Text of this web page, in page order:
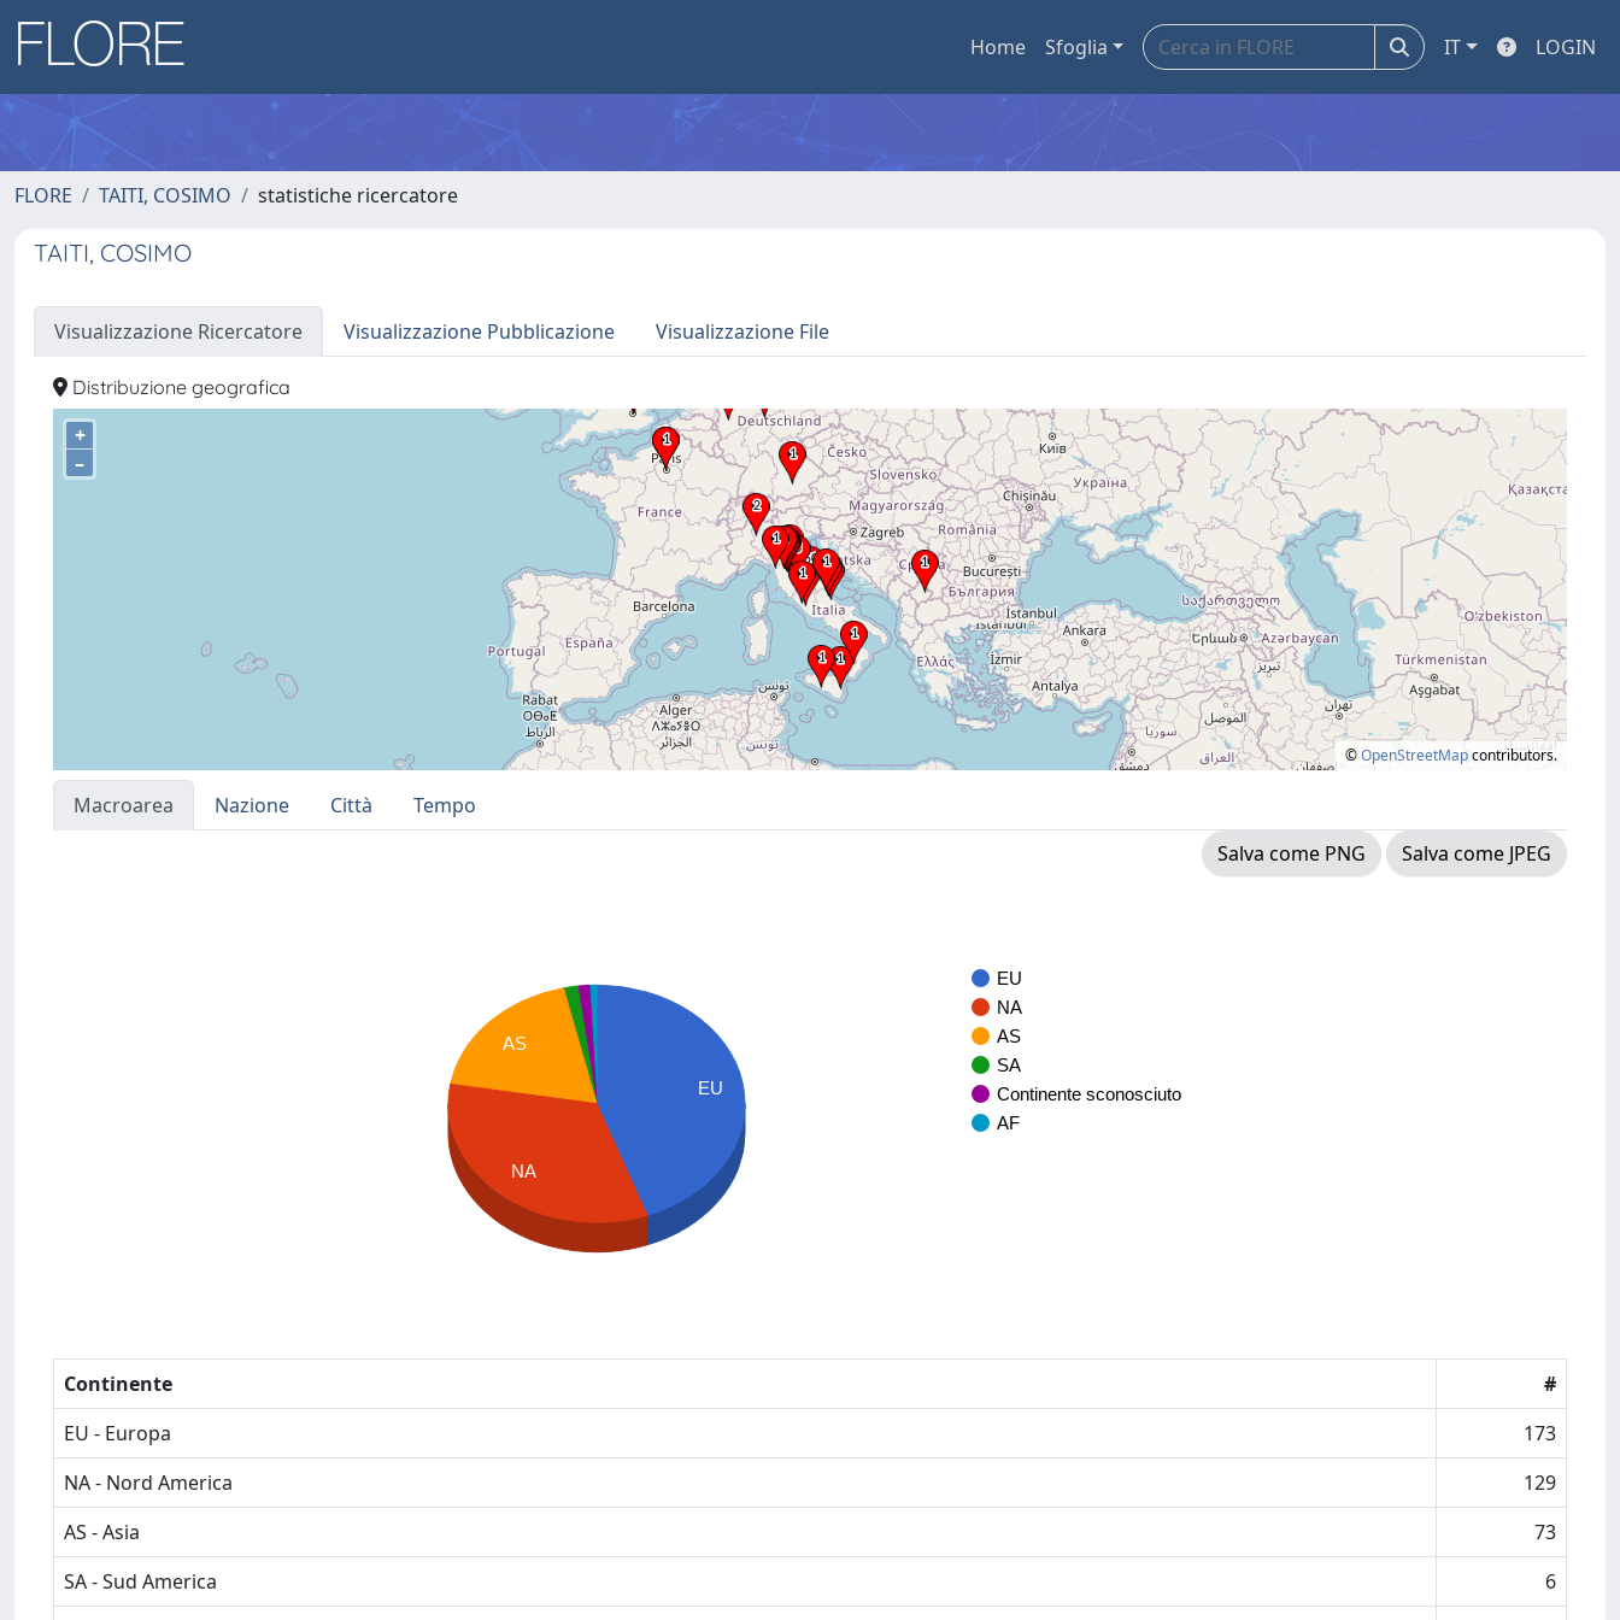
Home Sfoglia IT LOGIN
FLORE TAITI, COSIMO statistiche ricercatore
TAITI, COSIMO
Visualizzazione Ricercatore Visualizzazione Pubblicazione Visualizzazione File
Distribuzione geografica
+
–
©OpenStreetMapcontributors.
Macroarea Nazione Città
Tempo
Salva come PNG
Salva come JPEG
EU
NA
AS
SA
Continente sconosciuto
AF
EU
AS
NA
Continente
#
EU - Europa
173
NA - Nord America
129
AS - Asia
73
SA - Sud America
6